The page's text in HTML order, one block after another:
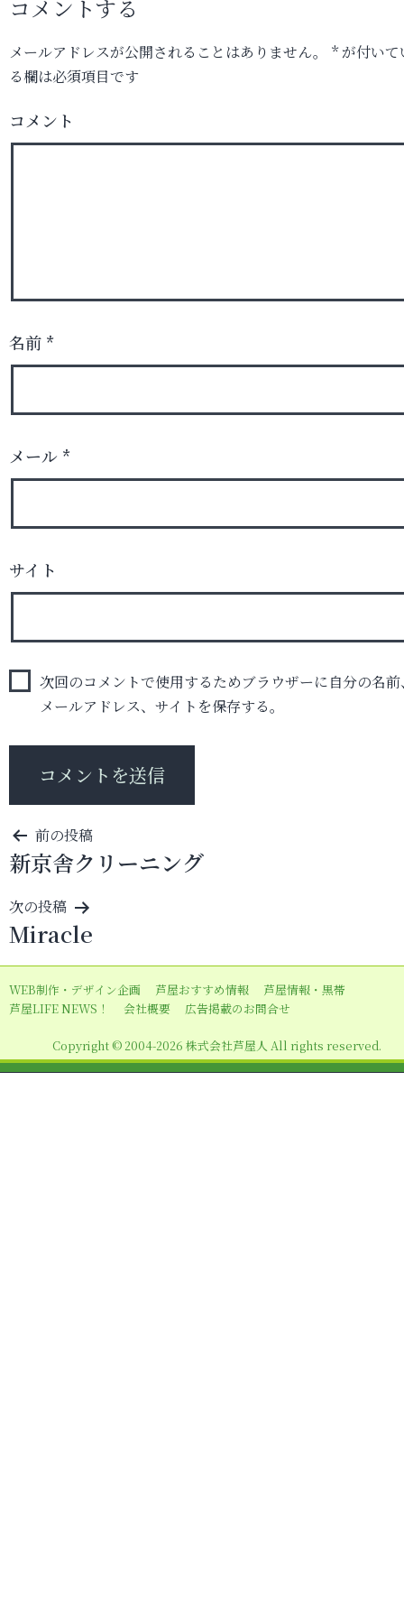
コメントする
メールアドレスが公開されることはありません。 *が付いて
る欄は必須項目です
コメント
名前 *
メール *
サイト
次回のコメントで使用するためブラウザーに自分の名前
メールアドレス、サイトを保存する。
投
稿
ナ
ビ
ゲ
ー
シ
ン
前の投稿
新京舎クリーニング
次の投稿
Miracle
WEB制作・デザイン企画 芦屋おすすめ情報
芦屋情報・黒帯
芦屋LIFE NEWS！
会社概要 広告掲載のお問合せ
Copyright © 2004-2026 株式会社芦屋人 All rights reserved.